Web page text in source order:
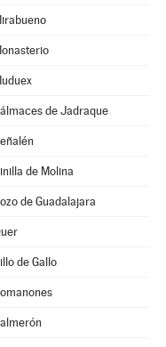
de Jadraque
de Molina
de Guadalajara
de Gallo